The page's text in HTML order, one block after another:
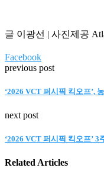
글 이광선 | 사진제공
Facebook
previous post
‘2026 VCT 퍼시픽 킥오프’,
next post
‘2026 VCT 퍼시픽 킥오프’
Related Articles